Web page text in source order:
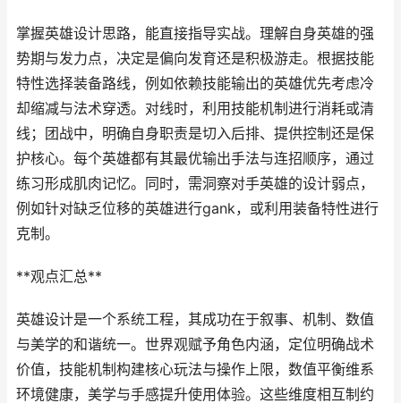
掌握英雄设计思路，能直接指导实战。理解自身英雄的强
势期与发力点，决定是偏向发育还是积极游走。根据技能
特性选择装备路线，例如依赖技能输出的英雄优先考虑冷
却缩减与法术穿透。对线时，利用技能机制进行消耗或清
线；团战中，明确自身职责是切入后排、提供控制还是保
护核心。每个英雄都有其最优输出手法与连招顺序，通过
练习形成肌肉记忆。同时，需洞察对手英雄的设计弱点，
例如针对缺乏位移的英雄进行gank，或利用装备特性进行
克制。
**观点汇总**
英雄设计是一个系统工程，其成功在于叙事、机制、数值
与美学的和谐统一。世界观赋予角色内涵，定位明确战术
价值，技能机制构建核心玩法与操作上限，数值平衡维系
环境健康，美学与手感提升使用体验。这些维度相互制约